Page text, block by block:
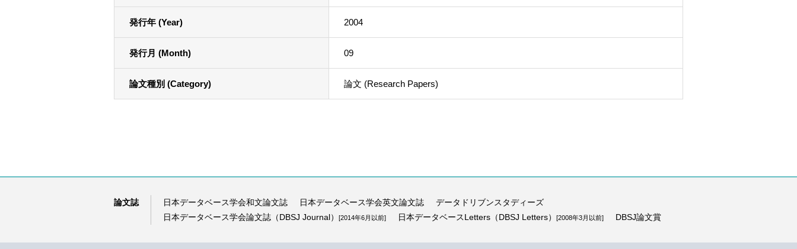
発行年 (Year) 2004
発行月 (Month) 09
論文種別 (Category) 論文 (Research Papers)
論文誌 日本データベース学会和文論文誌 日本データベース学会英文論文誌
データドリブンスタディーズ
日本データベース学会論文誌（DBSJ Journal）
[2014年6月以前] 日本データベースLetters（DBSJ Letters） [2008年3月以前] DBSJ論文賞